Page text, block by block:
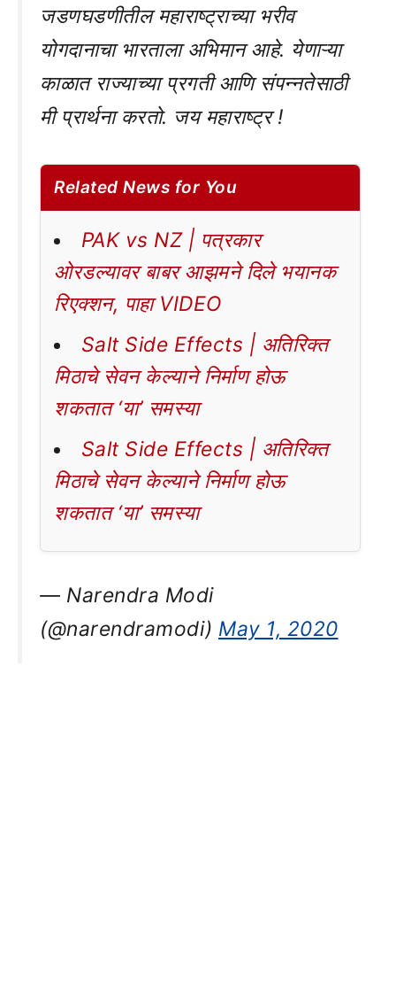
जडणघडणीतील महाराष्ट्राच्या भरीव
योगदानाचा भारताला अभिमान आहे. येणाऱ्या
काळात राज्याच्या प्रगती आणि संपन्नतेसाठी
मी प्रार्थना करतो. जय महाराष्ट्र !
Related News for You
PAK vs NZ | पत्रकार
ओरडल्यावर बाबर आझमने दिले भयानक
रिएक्शन, पाहा VIDEO
Salt Side Effects | अतिरिक्त
मिठाचे सेवन केल्याने निर्माण होऊ
शकतात ‘या’ समस्या
Salt Side Effects | अतिरिक्त
मिठाचे सेवन केल्याने निर्माण होऊ
शकतात ‘या’ समस्या
— Narendra Modi
(@narendramodi) May 1, 2020